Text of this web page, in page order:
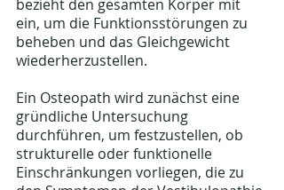
bezieht den gesamten Körper mit
ein, um die Funktionsstörungen zu
beheben und das Gleichgewicht
wiederherzustellen.
Ein Osteopath wird zunächst eine
gründliche Untersuchung
durchführen, um festzustellen, ob
strukturelle oder funktionelle
Einschränkungen vorliegen, die zu